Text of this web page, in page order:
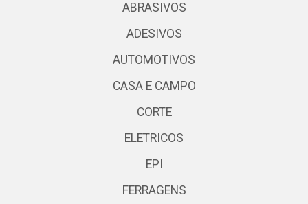
ABRASIVOS
ADESIVOS
AUTOMOTIVOS
CASA E CAMPO
CORTE
ELETRICOS
EPI
FERRAGENS